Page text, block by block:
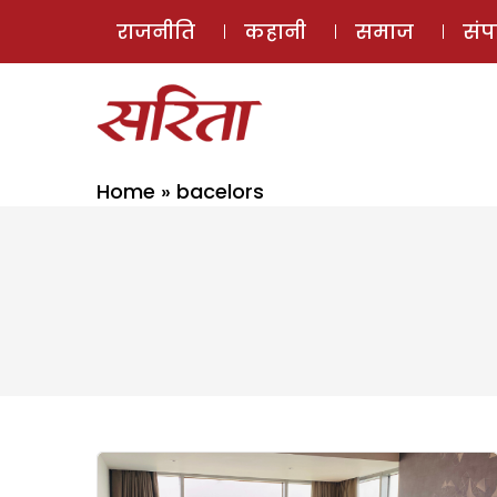
राजनीति कहानी समाज
Home » bacelors